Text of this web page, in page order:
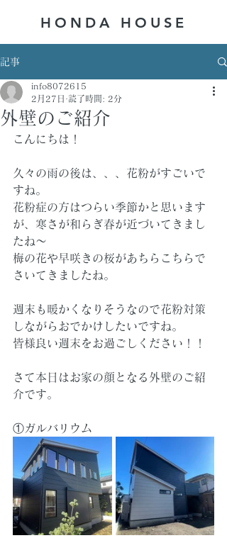
HONDA ​HOUSE
記事
外壁のご紹介
info8072615
2月27日
読了時間: 2分
こんにちは！
久々の雨の後は、、、花粉がすごいで
すね。
花粉症の方はつらい季節かと思います
が、寒さが和らぎ春が近づいてきまし
たね～
梅の花や早咲きの桜があちらこちらで
さいてきましたね。
週末も暖かくなりそうなので花粉対策
しながらおでかけしたいですね。
皆様良い週末をお過ごしください！！
さて本日はお家の顔となる外壁のご紹
介です。
①ガルバリウム